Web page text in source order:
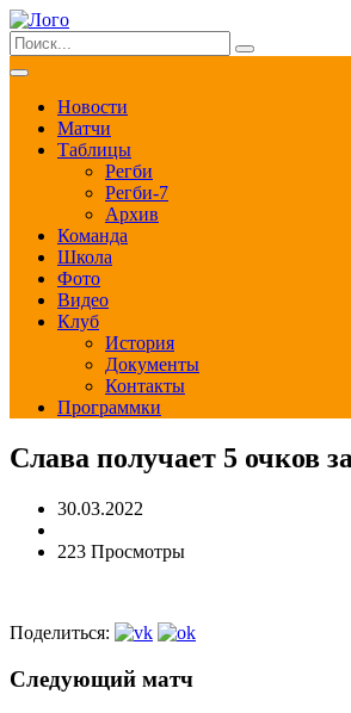
Новости
Матчи
Таблицы
Регби
Регби-7
Архив
Команда
Школа
Фото
Видео
Клуб
История
Документы
Контакты
Программки
Слава получает 5 очков
30.03.2022
223 Просмотры
Поделиться:
Следующий матч